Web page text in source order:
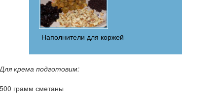
Наполнители для коржей
Для крема подготовим:
500 грамм сметаны